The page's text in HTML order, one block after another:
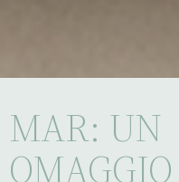
MAR: UN
OMAGGIO